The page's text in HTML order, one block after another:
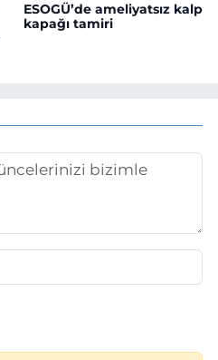
ESOGÜ’de ameliyatsız kalp
kapağı tamiri